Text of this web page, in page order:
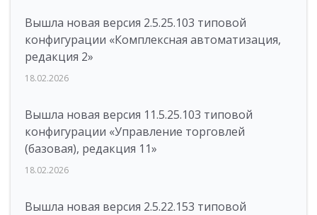
Вышла новая версия 2.5.25.103 типовой
конфигурации «Комплексная автоматизация,
редакция 2»
18.02.2026
Вышла новая версия 11.5.25.103 типовой
конфигурации «Управление торговлей
(базовая), редакция 11»
18.02.2026
Вышла новая версия 2.5.22.153 типовой